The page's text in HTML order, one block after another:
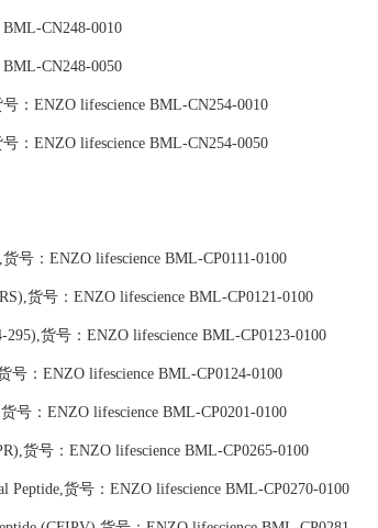
CN248-0010
CN248-0050
：ENZO lifescience BML-CN254-0010
：ENZO lifescience BML-CN254-0050
号：ENZO lifescience BML-CP0111-0100
货号：ENZO lifescience BML-CP0121-0100
295),货号：ENZO lifescience BML-CP0123-0100
号：ENZO lifescience BML-CP0124-0100
号：ENZO lifescience BML-CP0201-0100
货号：ENZO lifescience BML-CP0265-0100
Peptide,货号：ENZO lifescience BML-CP0270-0100